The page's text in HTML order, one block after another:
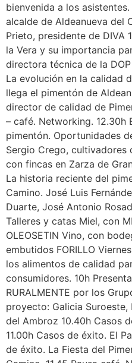
bienvenida a los
alcalde de Aldeanueva del
Prieto, presidente de DIVA
la Vera y su importancia
directora técnica de la
La evolución en la calidad
llega el pimentón de
director de calidad de
– café. Networking.
pimentón. Oportunidades
Sergio Crego,
con fincas en Zarza de
La historia reciente del
Camino. José Luis
Duarte, José Antonio
Talleres y catas Miel, con
OLEOSETIN Vino, con
embutidos FORILLO
los alimentos de calidad
consumidores. 10h
RURALMENTE por los
proyecto: Galicia Suroeste,
del Ambroz 10.40h Casos
11.00h Casos de éxito. El
de éxito. La Fiesta del